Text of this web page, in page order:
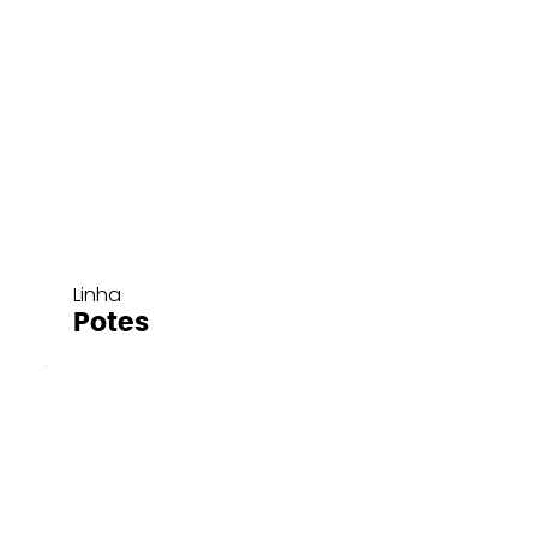
Linha
Potes